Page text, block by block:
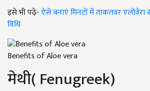
इसे भी पढ़े-ऐसे बनाएं मिनटों में ताकतवर एलोवेरा
विधि
Benefits of Aloe vera
मेथी( Fenugreek)